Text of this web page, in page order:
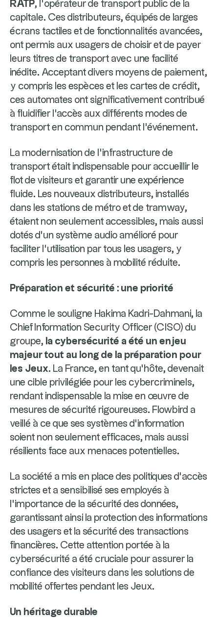
RATP, l’opérateur de transport public de la
capitale. Ces distributeurs, équipés de larges
écrans tactiles et de fonctionnalités avancées,
ont permis aux usagers de choisir et de payer
leurs titres de transport avec une facilité
inédite. Acceptant divers moyens de paiement,
y compris les espèces et les cartes de crédit,
ces automates ont significativement contribué
à fluidifier l'accès aux différents modes de
transport en commun pendant l'événement.
La modernisation de l'infrastructure de
transport était indispensable pour accueillir le
flot de visiteurs et garantir une expérience
fluide. Les nouveaux distributeurs, installés
dans les stations de métro et de tramway,
étaient non seulement accessibles, mais aussi
dotés d'un système audio amélioré pour
faciliter l'utilisation par tous les usagers, y
compris les personnes à mobilité réduite.
Préparation et sécurité : une priorité
Comme le souligne Hakima Kadri-Dahmani, la
Chief Information Security Officer (CISO) du
groupe, la cybersécurité a été un enjeu
majeur tout au long de la préparation pour
les Jeux. La France, en tant qu’hôte, devenait
une cible privilégiée pour les cybercriminels,
rendant indispensable la mise en œuvre de
mesures de sécurité rigoureuses. Flowbird a
veillé à ce que ses systèmes d’information
soient non seulement efficaces, mais aussi
résilients face aux menaces potentielles.
La société a mis en place des politiques d’accès
strictes et a sensibilisé ses employés à
l'importance de la sécurité des données,
garantissant ainsi la protection des informations
des usagers et la sécurité des transactions
financières. Cette attention portée à la
cybersécurité a été cruciale pour assurer la
confiance des visiteurs dans les solutions de
mobilité offertes pendant les Jeux.
Un héritage durable